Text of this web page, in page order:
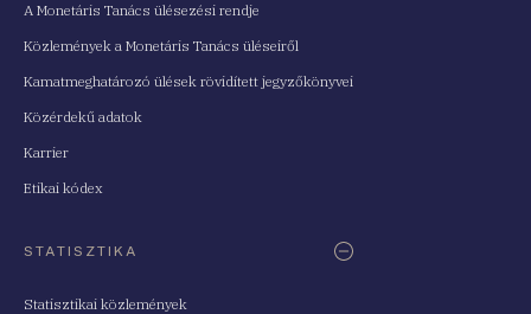
A Monetáris Tanács ülésezési rendje
Közlemények a Monetáris Tanács üléseiről
Kamatmeghatározó ülések rövidített jegyzőkönyvei
Közérdekű adatok
Karrier
Etikai kódex
STATISZTIKA
Statisztikai közlemények